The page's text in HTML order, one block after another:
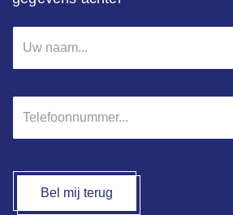
naam
Bel mij terug